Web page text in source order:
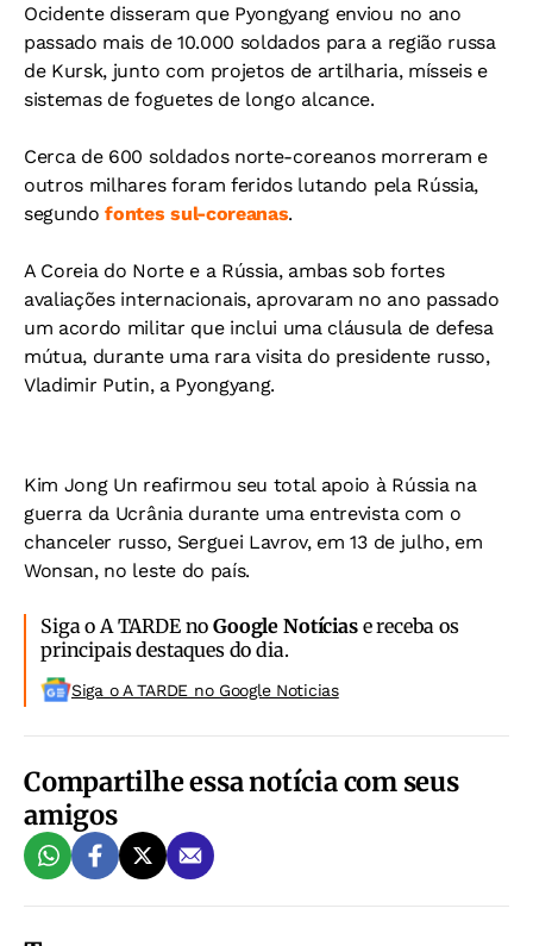
Ocidente disseram que Pyongyang enviou no ano
passado mais de 10.000 soldados para a região russa
de Kursk, junto com projetos de artilharia, mísseis e
sistemas de foguetes de longo alcance.
Cerca de 600 soldados norte-coreanos morreram e
outros milhares foram feridos lutando pela Rússia,
segundofontes sul-coreanas.
A Coreia do Norte e a Rússia, ambas sob fortes
avaliações internacionais, aprovaram no ano passado
um acordo militar que inclui uma cláusula de defesa
mútua, durante uma rara visita do presidente russo,
Vladimir Putin, a Pyongyang.
Kim Jong Un reafirmou seu total apoio à Rússia na
guerra da Ucrânia durante uma entrevista com o
chanceler russo, Serguei Lavrov, em 13 de julho, em
Wonsan, no leste do país.
Siga o A TARDE noGoogle Notíciase receba os
principais destaques do dia.
Siga o A TARDE no Google Noticias
Compartilhe essa notícia com seus
amigos